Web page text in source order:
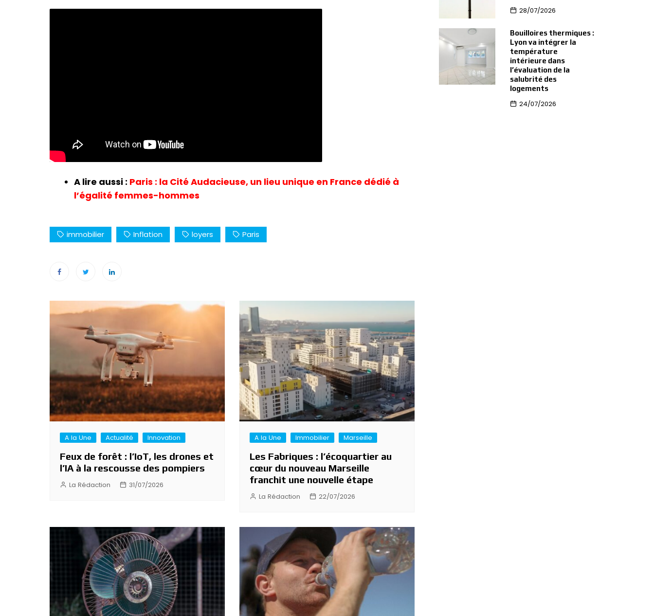
A lire aussi : Paris : la Cité Audacieuse, un lieu unique en France dédié à
l’égalité femmes-hommes
immobilier Inflation loyers Paris
Navigation
l’article
A la Une Actualité Innovation
Feux de forêt : l’IoT, les drones et
l’IA à la rescousse des pompiers
La Rédaction 31/07/2026
A la Une Immobilier Marseille
Les Fabriques : l’écoquartier au
cœur du nouveau Marseille
franchit une nouvelle étape
La Rédaction 22/07/2026
28/07/2026
Bouilloires thermiques :
Lyon va intégrer la
température
intérieure dans
l’évaluation de la
salubrité des
logements
24/07/2026